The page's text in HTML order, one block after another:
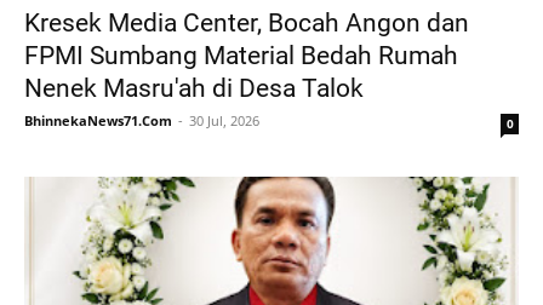
Kresek Media Center, Bocah Angon dan
FPMI Sumbang Material Bedah Rumah
Nenek Masru'ah di Desa Talok
BhinnekaNews71.Com 30 Jul, 2026 0